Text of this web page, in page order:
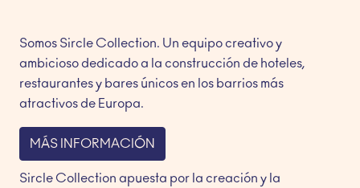
Somos Sircle Collection. Un equipo creativo y
ambicioso dedicado a la construcción de hoteles,
restaurantes y bares únicos en los barrios más
atractivos de Europa.
MÁS INFORMACIÓN
Sircle Collection apuesta por la creación y la